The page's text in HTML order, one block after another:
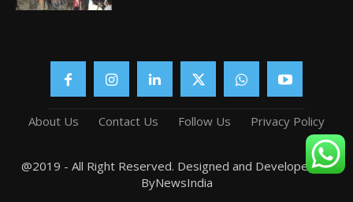
About Us Contact Us Follow Us Privacy Policy
@2019 - All Right Reserved. Designed and Developed by
ByNewsIndia